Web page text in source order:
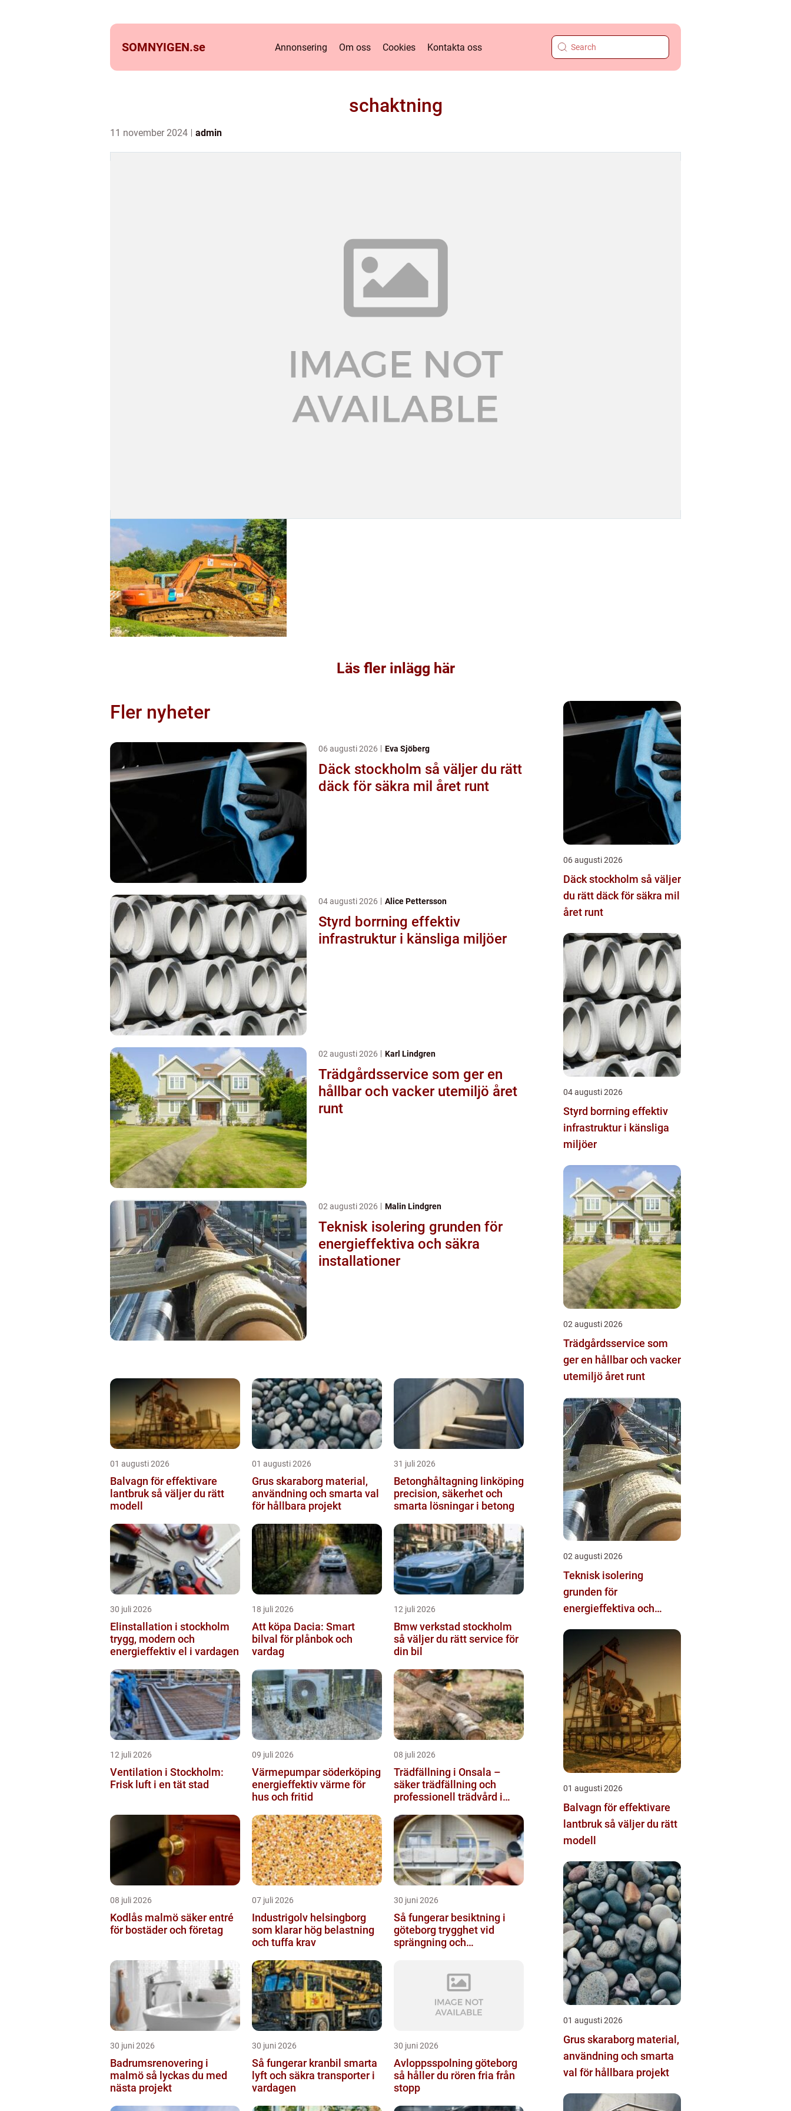
SOMNYIGEN.se Annonsering Om oss Cookies Kontakta oss
schaktning
11 november 2024 admin
Läs fler inlägg här
Fler nyheter
06 augusti 2026 Eva Sjöberg
Däck stockholm så väljer du rätt
däck för säkra mil året runt
04 augusti 2026 Alice Pettersson
Styrd borrning effektiv
infrastruktur i känsliga miljöer
02 augusti 2026 Karl Lindgren
Trädgårdsservice som ger en
hållbar och vacker utemiljö året
runt
02 augusti 2026 Malin Lindgren
Teknisk isolering grunden för
energieffektiva och säkra
installationer
01 augusti 2026
Balvagn för effektivare
lantbruk så väljer du rätt
modell
01 augusti 2026
Grus skaraborg material,
användning och smarta val
för hållbara projekt
31 juli 2026
Betonghåltagning linköping
precision, säkerhet och
smarta lösningar i betong
30 juli 2026
Elinstallation i stockholm
trygg, modern och
energieffektiv el i vardagen
18 juli 2026
Att köpa Dacia: Smart
bilval för plånbok och
vardag
12 juli 2026
Bmw verkstad stockholm
så väljer du rätt service för
din bil
12 juli 2026
Ventilation i Stockholm:
Frisk luft i en tät stad
09 juli 2026
Värmepumpar söderköping
energieffektiv värme för
hus och fritid
08 juli 2026
Trädfällning i Onsala –
säker trädfällning och
professionell trädvård i
08 juli 2026
Kodlås malmö säker entré
för bostäder och företag
07 juli 2026
Industrigolv helsingborg
som klarar hög belastning
och tuffa krav
30 juni 2026
Så fungerar besiktning i
göteborg trygghet vid
sprängning och
30 juni 2026
Badrumsrenovering i
malmö så lyckas du med
nästa projekt
30 juni 2026
Så fungerar kranbil smarta
lyft och säkra transporter i
vardagen
30 juni 2026
Avloppsspolning göteborg
så håller du rören fria från
stopp
06 augusti 2026
Däck stockholm så väljer
du rätt däck för säkra mil
året runt
04 augusti 2026
Styrd borrning effektiv
infrastruktur i känsliga
miljöer
02 augusti 2026
Trädgårdsservice som
ger en hållbar och vacker
utemiljö året runt
02 augusti 2026
Teknisk isolering
grunden för
energieffektiva och
01 augusti 2026
Balvagn för effektivare
lantbruk så väljer du rätt
modell
01 augusti 2026
Grus skaraborg material,
användning och smarta
val för hållbara projekt